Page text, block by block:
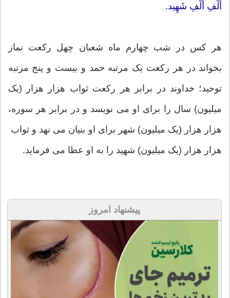
أَلْفِ أَلْفِ شَهِید.
هر کس در شب چهارم ماه شعبان چهل رکعت نماز
بخواند در هر رکعت یک مرتبه حمد و بیست و پنج مرتبه
توحید؛ خداوند در برابر هر رکعت ثواب هزار هزار (يک
ميليون) سال را براى او می نویسد و در برابر هر سوره،
هزار هزار (يک ميليون) شهر براى او بنیان می نهد و ثواب
هزار هزار (يک ميليون) شهید را به او عطا می فرماید.
پیشنهاد امروز